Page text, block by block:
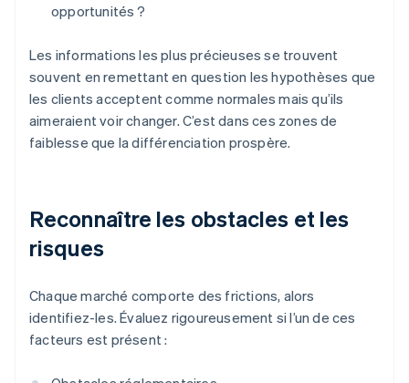
opportunités ?
Les informations les plus précieuses se trouvent
souvent en remettant en question les hypothèses que
les clients acceptent comme normales mais qu’ils
aimeraient voir changer. C’est dans ces zones de
faiblesse que la différenciation prospère.
Reconnaître les obstacles et les
risques
Chaque marché comporte des frictions, alors
identifiez-les. Évaluez rigoureusement si l’un de ces
facteurs est présent :